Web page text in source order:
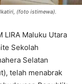
(foto istimewa).
LIRA Maluku Utara
Sekolah
Selatan
telah menabrak